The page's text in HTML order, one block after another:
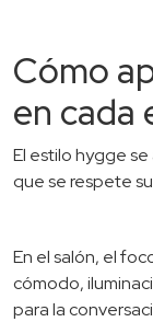
Cómo
en cada
El estilo hygge
que se respete
En el salón, el
cómodo,
para la